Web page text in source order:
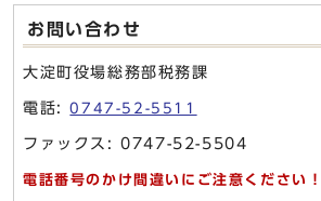
お問い合わせ
大淀町役場総務部税務課
電話:0747-52-5511
ファックス: 0747-52-5504
電話番号のかけ間違いにご注意ください！